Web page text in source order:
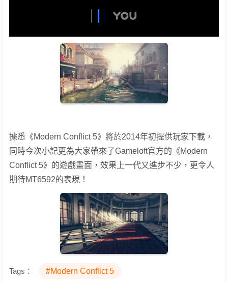
據悉《Modern Conflict 5》將於2014年初提供玩家下載，
同時今次小記更為大家帶來了Gameloft官方的《Modern
Conflict 5》的遊戲畫面，效果上一代又進步不少，更令人
期待MT6592的表現！
Tags： #Modern Conflict 5